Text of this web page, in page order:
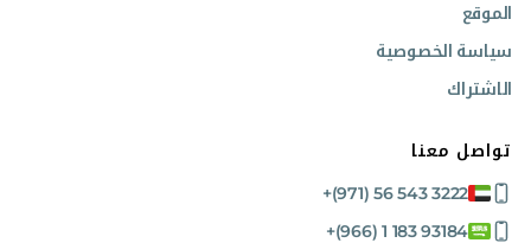
الموقع
سياسة الخصوصية
الاشتراك
تواصل معنا
+(971) 56 543 3222
+(966) 1 183 93184